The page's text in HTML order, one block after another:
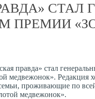
СТАЛ
ПРЕМИИ
правда» стал
медвежонок». Редакция
проживающие по
медвежонок».